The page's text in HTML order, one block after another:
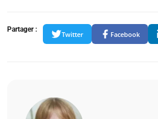
Partager :
Twitter Facebook